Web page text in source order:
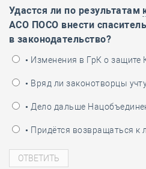
Удастся ли по результатам
АСО ПОСО внести
в законодательство?
• Изменения в ГрК о защите
• Вряд ли законотворцы
• Дело дальше
• Придётся возвращаться к